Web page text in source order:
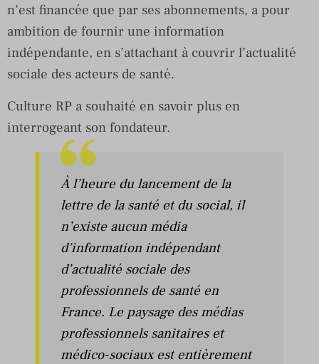
n’est financée que par ses abonnements, a pour
ambition de fournir une information
indépendante, en s’attachant à couvrir l’actualité
sociale des acteurs de santé.
Culture RP a souhaité en savoir plus en
interrogeant son fondateur.
À l’heure du lancement de la
lettre de la santé et du social, il
n’existe aucun média
d’information indépendant
d’actualité sociale des
professionnels de santé en
France. Le paysage des médias
professionnels sanitaires et
médico-sociaux est entièrement